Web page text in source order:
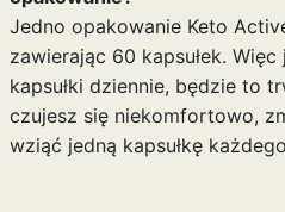
Jedno opakowanie Keto
zawierając 60 kapsułek.
kapsułki dziennie, będzie to
czujesz się niekomfortowo,
wziąć jedną kapsułkę